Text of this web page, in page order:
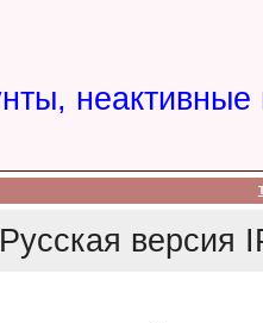
Русская версия